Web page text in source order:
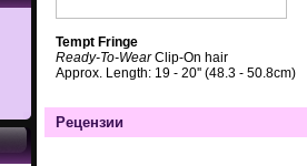
Tempt Fringe
Ready-To-WearClip-On hair
Approx. Length: 19 - 20'' (48.3 - 50.8cm)
Рецензии